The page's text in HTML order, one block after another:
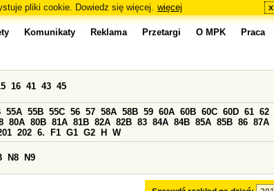
pliki cookie. Dowiedz się więcej. więcej x
Komunikaty Reklama Przetargi O MPK Praca
16 41 43 45
55A 55B 55C 56 57 58A 58B 59 60A 60B 60C 60D 61 62
80A 80B 81A 81B 82A 82B 83 84A 84B 85A 85B 86 87A
202 6. F1 G1 G2 H W
N8 N9